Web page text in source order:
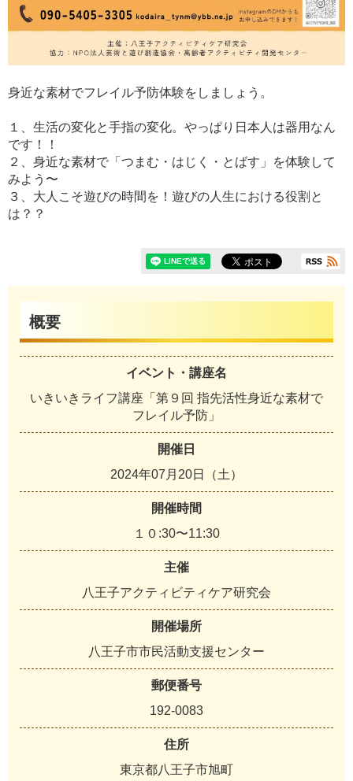
身近な素材でフレイル予防体験をしましょう。
１、生活の変化と手指の変化。やっぱり日本人は器用なん
です！！
２、身近な素材で「つまむ・はじく・とばす」を体験して
みよう〜
３、大人こそ遊びの時間を！遊びの人生における役割と
は？？
概要
イベント・講座名
いきいきライフ講座「第９回 指先活性身近な素材で
フレイル予防」
開催日
2024年07月20日（土）
開催時間
１０:30〜11:30
主催
八王子アクティビティケア研究会
開催場所
八王子市市民活動支援センター
郵便番号
192-0083
住所
東京都八王子市旭町